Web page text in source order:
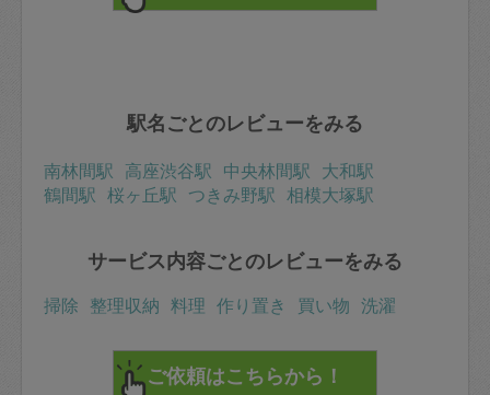
駅名ごとのレビューをみる
南林間駅 高座渋谷駅 中央林間駅 大和駅
鶴間駅 桜ヶ丘駅 つきみ野駅 相模大塚駅
サービス内容ごとのレビューをみる
掃除 整理収納 料理 作り置き 買い物 洗濯